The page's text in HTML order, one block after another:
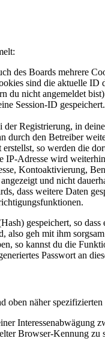
des Boards mehrere
sind die aktuelle
du nicht angemeldet
Session-ID
Registrierung, in
durch den Betreiber
so werden die
IP-Adresse wird
Kontoaktivierung,
und nicht
dass weitere Daten
gespeichert, so
also geh mit ihm
so kannst du die
Passwort an
oben näher
Browser-Kennung